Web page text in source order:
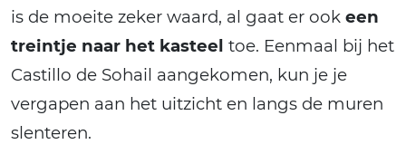
is de moeite zeker waard, al gaat er ook een
treintje naar het kasteel toe. Eenmaal bij het
Castillo de Sohail aangekomen, kun je je
vergapen aan het uitzicht en langs de muren
slenteren.